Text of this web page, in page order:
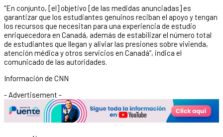
“En conjunto, [el] objetivo [de las medidas anunciadas] es
garantizar que los estudiantes genuinos reciban el apoyo y tengan
los recursos que necesitan para una experiencia de estudio
enriquecedora en Canadá, además de estabilizar el número total
de estudiantes que llegan y aliviar las presiones sobre vivienda,
atención médica y otros servicios en Canadá”, indica el
comunicado de las autoridades.
Información de CNN
- Advertisement -